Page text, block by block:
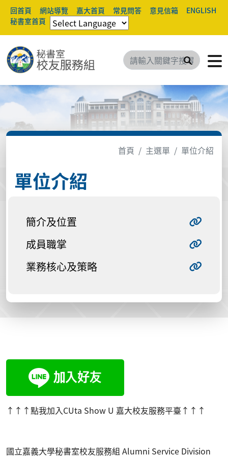
回首頁 網站導覽 嘉大首頁 常見問答 意見信箱
ENGLISH
秘書室首頁
搜尋
首頁 主選單 單位介紹
單位介紹
簡介及位置
成員職掌
業務核心及策略
↑↑↑點我加入CUta Show U 嘉大校友服務平臺 ↑↑↑
國立嘉義大學秘書室校友服務組 Alumni Service Division